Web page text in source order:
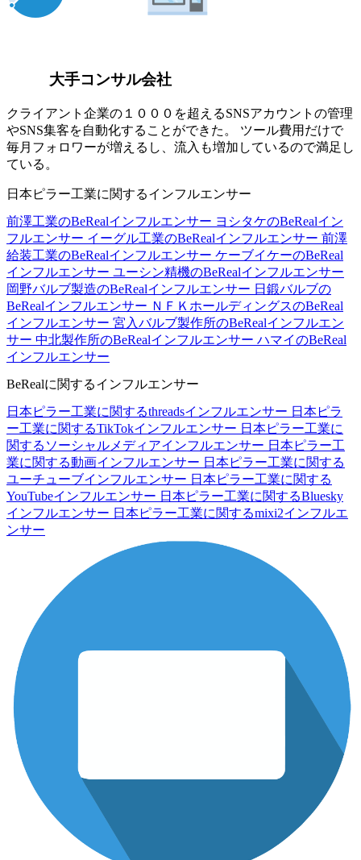
大手コンサル会社
クライアント企業の１０００を超えるSNSアカウントの管理
やSNS集客を自動化することができた。 ツール費用だけで
毎月フォロワーが増えるし、流入も増加しているので満足し
ている。
日本ピラー工業に関するインフルエンサー
前澤工業のBeRealインフルエンサー ヨシタケのBeRealイン
フルエンサー イーグル工業のBeRealインフルエンサー 前澤
給装工業のBeRealインフルエンサー ケーブイケーのBeReal
インフルエンサー ユーシン精機のBeRealインフルエンサー
岡野バルブ製造のBeRealインフルエンサー 日鍛バルブの
BeRealインフルエンサー ＮＦＫホールディングスのBeReal
インフルエンサー 宮入バルブ製作所のBeRealインフルエン
サー 中北製作所のBeRealインフルエンサー ハマイのBeReal
インフルエンサー
BeRealに関するインフルエンサー
日本ピラー工業に関するthreadsインフルエンサー 日本ピラ
ー工業に関するTikTokインフルエンサー 日本ピラー工業に
関するソーシャルメディアインフルエンサー 日本ピラー工
業に関する動画インフルエンサー 日本ピラー工業に関する
ユーチューブインフルエンサー 日本ピラー工業に関する
YouTubeインフルエンサー 日本ピラー工業に関するBluesky
インフルエンサー 日本ピラー工業に関するmixi2インフルエ
ンサー